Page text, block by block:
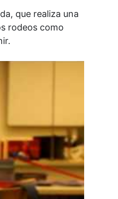
que realiza una
rodeos como